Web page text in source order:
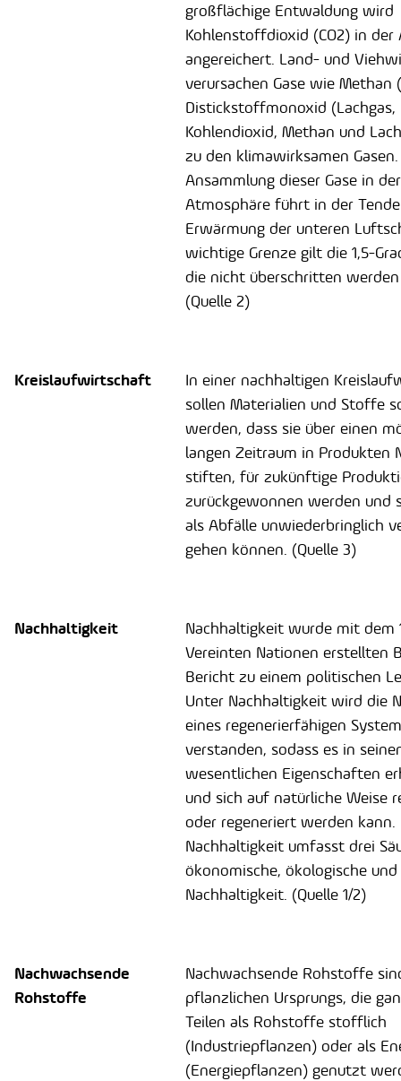
großflächige Entwaldung wird
Kohlenstoffdioxid (CO2) in der
angereichert. Land- und
verursachen Gase wie Methan
Distickstoffmonoxid (Lachgas,
Kohlendioxid, Methan und
zu den klimawirksamen
Ansammlung dieser Gase in der
Atmosphäre führt in der
Erwärmung der unteren
wichtige Grenze gilt die 1,5-
die nicht überschritten
(Quelle 2)
Kreislaufwirtschaft
In einer nachhaltigen
sollen Materialien und Stoffe
werden, dass sie über einen
langen Zeitraum in Produkten
stiften, für zukünftige
zurückgewonnen werden und
als Abfälle unwiederbringlich
gehen können. (Quelle 3)
Nachhaltigkeit
Nachhaltigkeit wurde mit dem
Vereinten Nationen erstellten
Bericht zu einem politischen
Unter Nachhaltigkeit wird die
eines regenerierfähigen
verstanden, sodass es in
wesentlichen Eigenschaften
und sich auf natürliche Weise
oder regeneriert werden kann.
Nachhaltigkeit umfasst drei
ökonomische, ökologische
Nachhaltigkeit. (Quelle 1/2)
Nachwachsende
Rohstoffe
Nachwachsende Rohstoffe
pflanzlichen Ursprungs, die
Teilen als Rohstoffe stofflich
(Industriepflanzen) oder als
(Energiepflanzen) genutzt